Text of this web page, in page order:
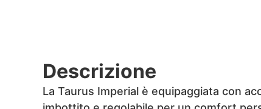
Descrizione
La Taurus Imperial è equipaggiata con